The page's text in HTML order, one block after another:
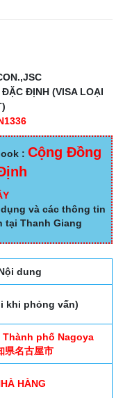
ĐỊNH (VISA LOẠI
: Cộng Đồng
và các thông tin
tại Thanh Giang
dung
khi phỏng vấn)
Thành phố Nagoya
県名古屋市
HÀNG